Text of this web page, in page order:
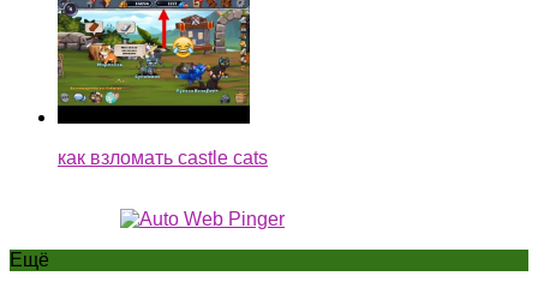
как взломать castle cats
Ещё